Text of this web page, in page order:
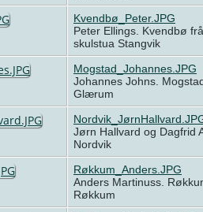
Kvendbø_Peter.JPG
Peter Ellings. Kvendbø frå
skulstua Stangvik
Mogstad_Johannes.JPG
Johannes Johns.
Glærum
Jørn Hallvard og Dagfrid
Nordvik
Røkkum_Anders.JPG
Anders Martinuss.
Røkkum